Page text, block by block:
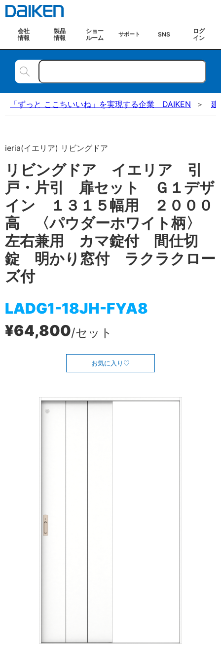
会社
情報
製品
情報
ショー
ルーム
サポート SNS
ログ
イン
「ずっと ここちいいね」を実現する企業 DAIKEN 建
ieria(イエリア) リビングドア
リビングドア イエリア 引
戸・片引 扉セット Ｇ１デザ
イン １３１５幅用 ２０００
高 〈パウダーホワイト柄〉
左右兼用 カマ錠付 間仕切
錠 明かり窓付 ラクラクロー
ズ付
LADG1-18JH-FYA8
¥64,800/セット
お気に入り